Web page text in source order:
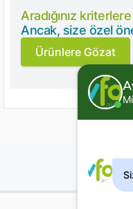
Aradığınız
Ancak, size özel
Ürünlere Gözat